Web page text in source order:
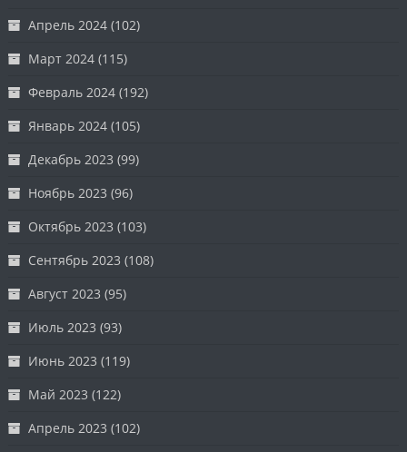
Апрель 2024 (102)
Март 2024 (115)
Февраль 2024 (192)
Январь 2024 (105)
Декабрь 2023 (99)
Ноябрь 2023 (96)
Октябрь 2023 (103)
Сентябрь 2023 (108)
Август 2023 (95)
Июль 2023 (93)
Июнь 2023 (119)
Май 2023 (122)
Апрель 2023 (102)